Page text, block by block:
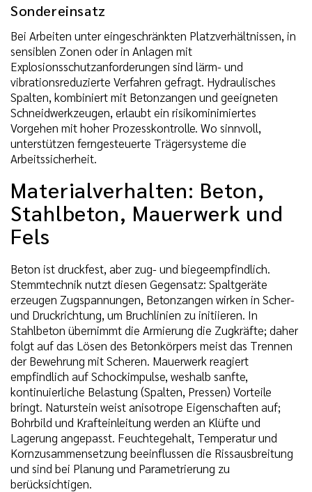
Sondereinsatz
Bei Arbeiten unter eingeschränkten Platzverhältnissen, in
sensiblen Zonen oder in Anlagen mit
Explosionsschutzanforderungen sind lärm- und
vibrationsreduzierte Verfahren gefragt. Hydraulisches
Spalten, kombiniert mit Betonzangen und geeigneten
Schneidwerkzeugen, erlaubt ein risikominimiertes
Vorgehen mit hoher Prozesskontrolle. Wo sinnvoll,
unterstützen ferngesteuerte Trägersysteme die
Arbeitssicherheit.
Materialverhalten: Beton,
Stahlbeton, Mauerwerk und
Fels
Beton ist druckfest, aber zug- und biegeempfindlich.
Stemmtechnik nutzt diesen Gegensatz: Spaltgeräte
erzeugen Zugspannungen, Betonzangen wirken in Scher-
und Druckrichtung, um Bruchlinien zu initiieren. In
Stahlbeton übernimmt die Armierung die Zugkräfte; daher
folgt auf das Lösen des Betonkörpers meist das Trennen
der Bewehrung mit Scheren. Mauerwerk reagiert
empfindlich auf Schockimpulse, weshalb sanfte,
kontinuierliche Belastung (Spalten, Pressen) Vorteile
bringt. Naturstein weist anisotrope Eigenschaften auf;
Bohrbild und Krafteinleitung werden an Klüfte und
Lagerung angepasst. Feuchtegehalt, Temperatur und
Kornzusammensetzung beeinflussen die Rissausbreitung
und sind bei Planung und Parametrierung zu
berücksichtigen.